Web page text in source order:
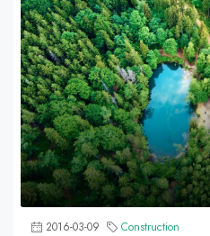
2016-03-09 Construction